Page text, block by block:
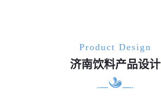
Product Design
济南饮料产品设计